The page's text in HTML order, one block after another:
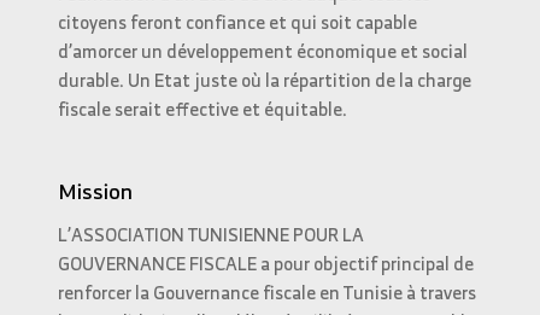
citoyens feront confiance et qui soit capable
d’amorcer un développement économique et social
durable. Un Etat juste où la répartition de la charge
fiscale serait effective et équitable.
Mission
L’ASSOCIATION TUNISIENNE POUR LA
GOUVERNANCE FISCALE a pour objectif principal de
renforcer la Gouvernance fiscale en Tunisie à travers